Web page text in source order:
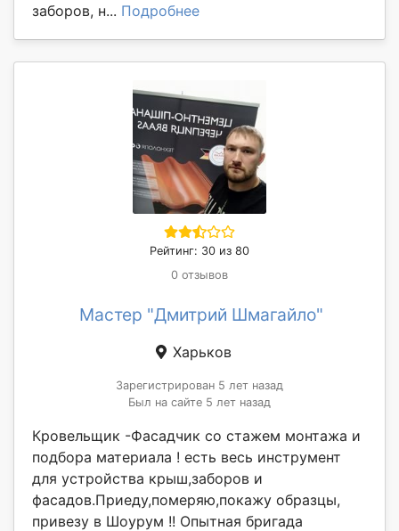
заборов, н... Подробнее
Рейтинг: 30 из 80
0 отзывов
Мастер "Дмитрий Шмагайло"
Харьков
Зарегистрирован 5 лет назад
Был на сайте 5 лет назад
Кровельщик -Фасадчик со стажем монтажа и
подбора материала ! есть весь инструмент
для устройства крыш,заборов и
фасадов.Приеду,померяю,покажу образцы,
привезу в Шоурум !! Опытная бригада